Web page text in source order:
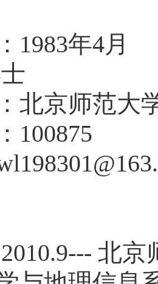
1983年4月
北京师范大
100875
2010.9--- 北京